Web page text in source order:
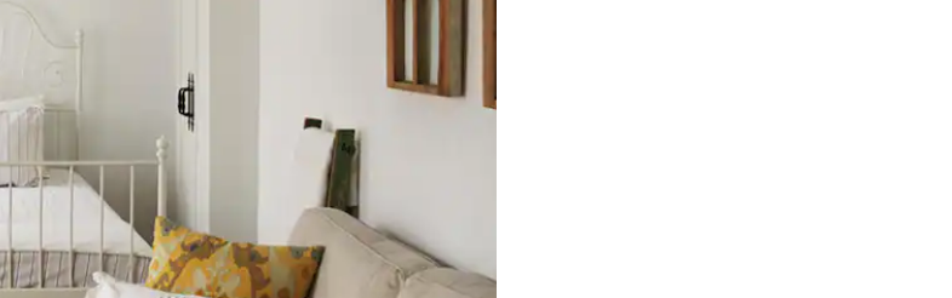
para cima e para baixo do teclado ou tocando e deslizando o dedo na tela.